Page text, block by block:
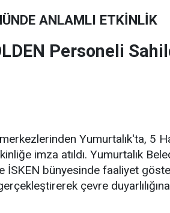
ANLAMLI ETKİNLİK
Personeli
Yumurtalık'ta, 5
imza atıldı. Yumurtalık
İSKEN bünyesinde faaliyet
çevre